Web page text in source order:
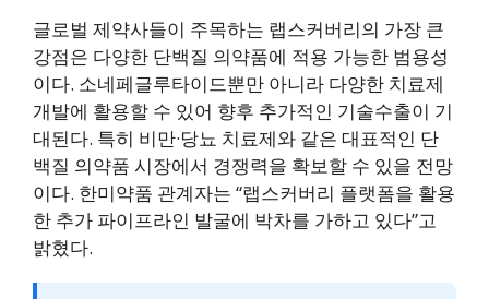
글로벌 제약사들이 주목하는 랩스커버리의 가장 큰
강점은 다양한 단백질 의약품에 적용 가능한 범용성
이다. 소네페글루타이드뿐만 아니라 다양한 치료제
개발에 활용할 수 있어 향후 추가적인 기술수출이 기
대된다. 특히 비만·당뇨 치료제와 같은 대표적인 단
백질 의약품 시장에서 경쟁력을 확보할 수 있을 전망
이다. 한미약품 관계자는 “랩스커버리 플랫폼을 활용
한 추가 파이프라인 발굴에 박차를 가하고 있다”고
밝혔다.